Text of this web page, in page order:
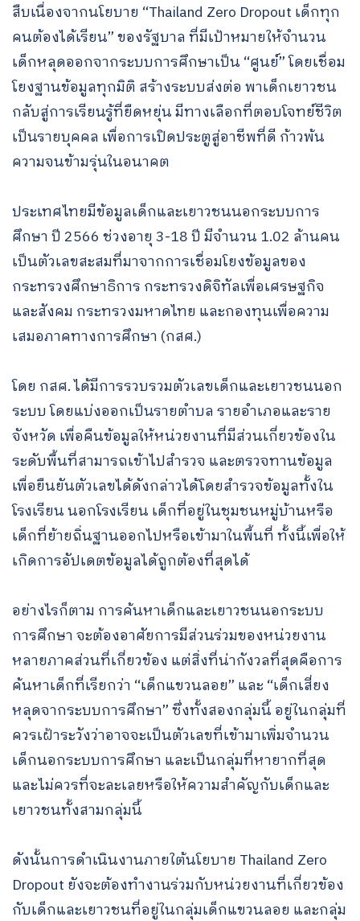
สืบเนื่องจากนโยบาย “Thailand Zero Dropout เด็กทุก
คนต้องได้เรียน” ของรัฐบาล ที่มีเป้าหมายให้จำนวน
เด็กหลุดออกจากระบบการศึกษาเป็น “ศูนย์” โดยเชื่อม
โยงฐานข้อมูลทุกมิติ สร้างระบบส่งต่อ พาเด็กเยาวชน
กลับสู่การเรียนรู้ที่ยืดหยุ่น มีทางเลือกที่ตอบโจทย์ชีวิต
เป็นรายบุคคล เพื่อการเปิดประตูสู่อาชีพที่ดี ก้าวพ้น
ความจนข้ามรุ่นในอนาคต
ประเทศไทยมีข้อมูลเด็กและเยาวชนนอกระบบการ
ศึกษา ปี 2566 ช่วงอายุ 3-18 ปี มีจำนวน 1.02 ล้านคน
เป็นตัวเลขสะสมที่มาจากการเชื่อมโยงข้อมูลของ
กระทรวงศึกษาธิการ กระทรวงดิจิทัลเพื่อเศรษฐกิจ
และสังคม กระทรวงมหาดไทย และกองทุนเพื่อความ
เสมอภาคทางการศึกษา (กสศ.)
​โดย กสศ. ได้มีการรวบรวมตัวเลขเด็กและเยาวชนนอก
ระบบ โดยแบ่งออกเป็นรายตำบล รายอำเภอและราย
จังหวัด เพื่อคืนข้อมูลให้หน่วยงานที่มีส่วนเกี่ยวข้องใน
ระดับพื้นที่สามารถเข้าไปสำรวจ และตรวจทานข้อมูล
เพื่อยืนยันตัวเลขได้ดังกล่าวได้โดยสำรวจข้อมูลทั้งใน
โรงเรียน นอกโรงเรียน เด็กที่อยู่ในชุมชนหมู่บ้านหรือ
เด็กที่ย้ายถิ่นฐานออกไปหรือเข้ามาในพื้นที่ ทั้งนี้เพื่อให้
เกิดการอัปเดตข้อมูลได้ถูกต้องที่สุดได้
​อย่างไรก็ตาม การค้นหาเด็กและเยาวชนนอกระบบ
การศึกษา จะต้องอาศัยการมีส่วนร่วมของหน่วยงาน
หลายภาคส่วนที่เกี่ยวข้อง แต่สิ่งที่น่ากังวลที่สุดคือการ
ค้นหาเด็กที่เรียกว่า “เด็กแขวนลอย” และ “เด็กเสี่ยง
หลุดจากระบบการศึกษา” ซึ่งทั้งสองกลุ่มนี้ อยู่ในกลุ่มที่
ควรเฝ้าระวังว่าอาจจะเป็นตัวเลขที่เข้ามาเพิ่มจำนวน
เด็กนอกระบบการศึกษา และเป็นกลุ่มที่หายากที่สุด
และไม่ควรที่จะละเลยหรือให้ความสำคัญกับเด็กและ
เยาวชนทั้งสามกลุ่มนี้
​ดังนั้นการดำเนินงานภายใต้นโยบาย Thailand Zero
Dropout ยังจะต้องทำงานร่วมกับหน่วยงานที่เกี่ยวข้อง
กับเด็กและเยาวชนที่อยู่ในกลุ่มเด็กแขวนลอย และกลุ่ม